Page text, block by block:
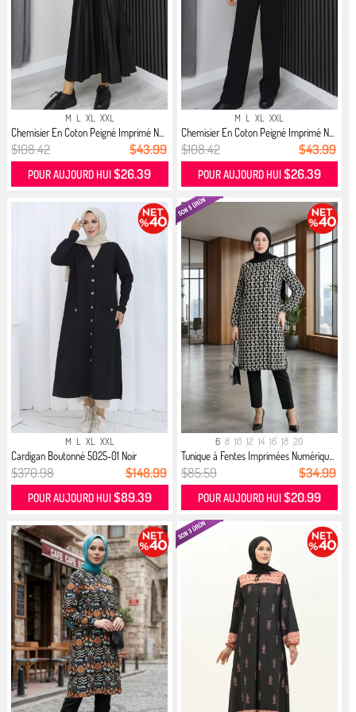
M L XL XXL
Chemisier En Coton Peigné Imprimé N...
$108.42 $43.99
POUR AUJOURD HUI$26.39
M L XL XXL
Chemisier En Coton Peigné Imprimé N...
$108.42 $43.99
POUR AUJOURD HUI $26.39
M L XL XXL
Cardigan Boutonné 5025-01 Noir
$370.98 $148.99
POUR AUJOURD HUI $89.39
6 8 10 12 14 16 18 20
Tunique à Fentes Imprimées Numériqu...
$85.59 $34.99
POUR AUJOURD HUI $20.99